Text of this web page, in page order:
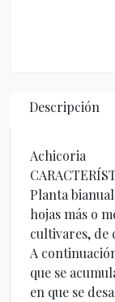
Descripción
Achicoria
Planta
hojas más o
cultivares, de
A
que se
en que se